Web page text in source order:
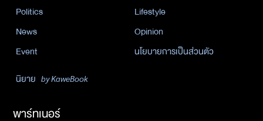
Politics
Lifestyle
News
Opinion
Event
นโยบายการเป็นส่วนตัว
นิยาย by KaweBook
พาร์ทเนอร์